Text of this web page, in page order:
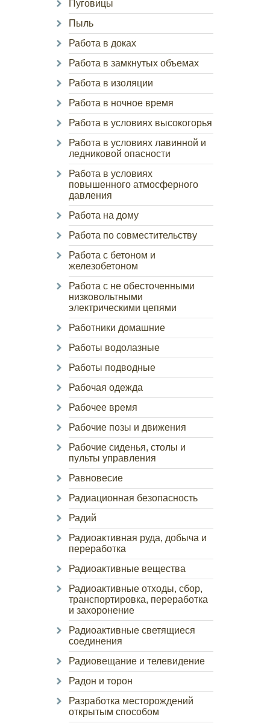
Пуговицы
Пыль
Работа в доках
Работа в замкнутых объемах
Работа в изоляции
Работа в ночное время
Работа в условиях высокогорья
Работа в условиях лавинной и
ледниковой опасности
Работа в условиях
повышенного атмосферного
давления
Работа на дому
Работа по совместительству
Работа с бетоном и
железобетоном
Работа с не обесточенными
низковольтными
электрическими цепями
Работники домашние
Работы водолазные
Работы подводные
Рабочая одежда
Рабочее время
Рабочие позы и движения
Рабочие сиденья, столы и
пульты управления
Равновесие
Радиационная безопасность
Радий
Радиоактивная руда, добыча и
переработка
Радиоактивные вещества
Радиоактивные отходы, сбор,
транспортировка, переработка
и захоронение
Радиоактивные светящиеся
соединения
Радиовещание и телевидение
Радон и торон
Разработка месторождений
открытым способом